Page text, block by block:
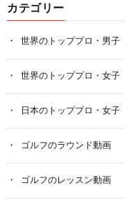
カテゴリー
世界のトッププロ・男子
世界のトッププロ・女子
日本のトッププロ・女子
ゴルフのラウンド動画
ゴルフのレッスン動画